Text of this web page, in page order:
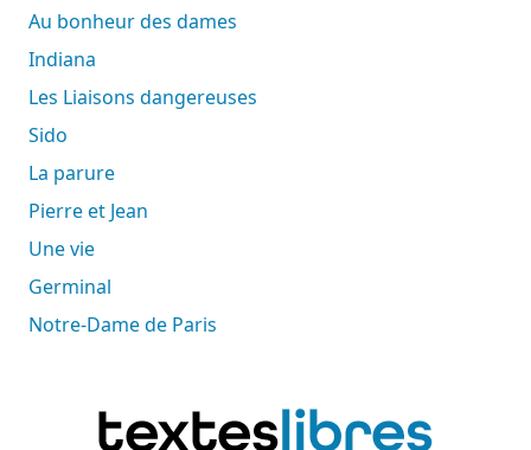
Au bonheur des dames
Indiana
Les Liaisons dangereuses
Sido
La parure
Pierre et Jean
Une vie
Germinal
Notre-Dame de Paris